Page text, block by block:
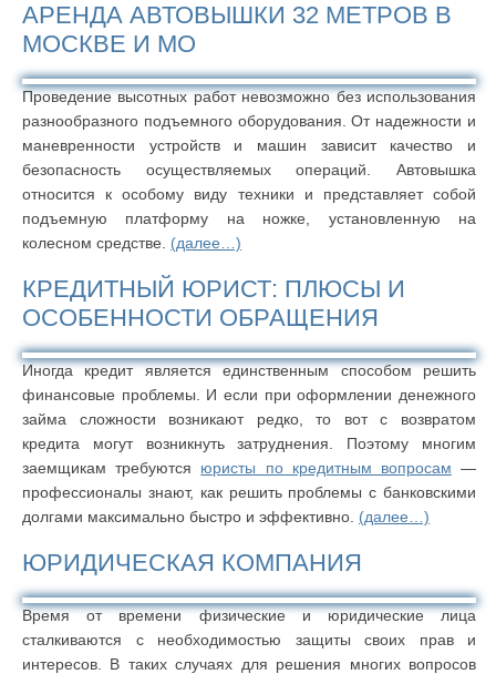
АРЕНДА АВТОВЫШКИ 32 МЕТРОВ В
МОСКВЕ И МО
Проведение высотных работ невозможно без использования
разнообразного подъемного оборудования. От надежности и
маневренности устройств и машин зависит качество и
безопасность осуществляемых операций. Автовышка
относится к особому виду техники и представляет собой
подъемную платформу на ножке, установленную на
колесном средстве. (далее…)
КРЕДИТНЫЙ ЮРИСТ: ПЛЮСЫ И
ОСОБЕННОСТИ ОБРАЩЕНИЯ
Иногда кредит является единственным способом решить
финансовые проблемы. И если при оформлении денежного
займа сложности возникают редко, то вот с возвратом
кредита могут возникнуть затруднения. Поэтому многим
заемщикам требуются юристы по кредитным вопросам ―
профессионалы знают, как решить проблемы с банковскими
долгами максимально быстро и эффективно. (далее…)
ЮРИДИЧЕСКАЯ КОМПАНИЯ
Время от времени физические и юридические лица
сталкиваются с необходимостью защиты своих прав и
интересов. В таких случаях для решения многих вопросов